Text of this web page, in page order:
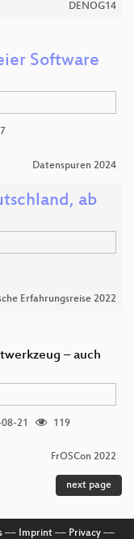
DENOG14
Software
Datenspuren 2024
ab
Erfahrungsreise 2022
– auch
21
119
FrOSCon 2022
next page
–– Imprint–– Privacy––